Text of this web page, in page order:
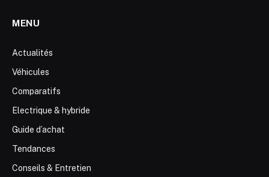
MENU
Actualités
Véhicules
Comparatifs
Electrique & hybride
Guide d’achat
Tendances
Conseils & Entretien